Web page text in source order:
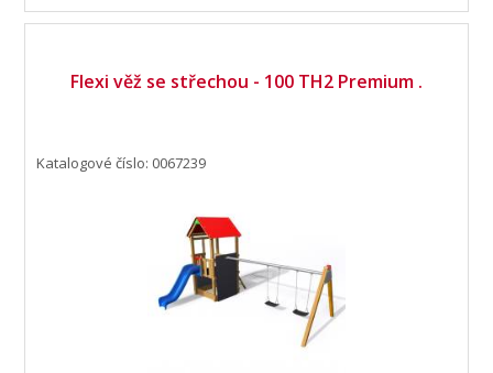
Flexi věž se střechou - 100 TH2 Premium .
Katalogové číslo: 0067239